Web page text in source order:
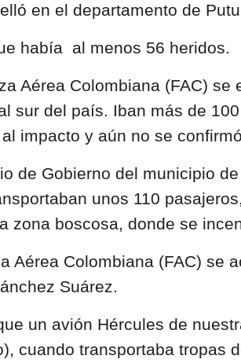
en el departamento de
había al menos 56 heridos.
Aérea Colombiana (FAC)
sur del país. Iban más de
impacto y aún no se
de Gobierno del municipio
unos 110
zona boscosa, donde se
Aérea Colombiana (FAC) se
Suárez.
un avión Hércules de
cuando transportaba tropas